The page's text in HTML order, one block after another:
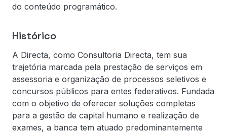
do conteúdo programático.
Histórico
A Directa, como Consultoria Directa, tem sua
trajetória marcada pela prestação de serviços em
assessoria e organização de processos seletivos e
concursos públicos para entes federativos. Fundada
com o objetivo de oferecer soluções completas
para a gestão de capital humano e realização de
exames, a banca tem atuado predominantemente